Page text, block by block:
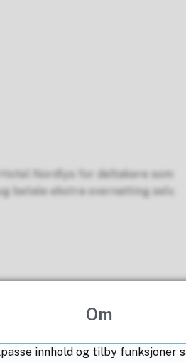
Nordlys for deltakere som
betale ekstra overnatting selv.
Om
innhold og tilby funksjoner